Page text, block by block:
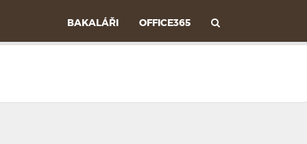
BAKALÁŘI OFFICE365